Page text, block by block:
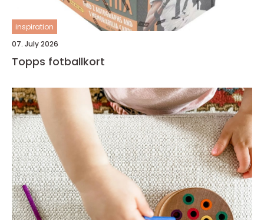
inspiration
07. July 2026
Topps fotballkort